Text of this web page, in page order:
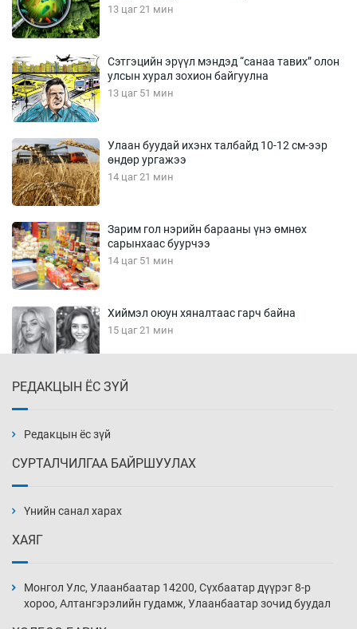
13 цаг 21 мин
Сэтгэцийн эрүүл мэндэд “санаа тавих” олон
улсын хурал зохион байгуулна
13 цаг 51 мин
Улаан буудай ихэнх талбайд 10-12 см-ээр
өндөр ургажээ
14 цаг 21 мин
Зарим гол нэрийн барааны үнэ өмнөх
сарынхаас буурчээ
14 цаг 51 мин
Хиймэл оюун хяналтаас гарч байна
15 цаг 21 мин
15 цаг 51 мин
нэмэгджээ
16 цаг 21 мин
РЕДАКЦЫН ЁС ЗҮЙ
Редакцын ёс зүй
СУРТАЛЧИЛГАА БАЙРШУУЛАХ
Үнийн санал харах
ХАЯГ
Монгол Улс, Улаанбаатар 14200, Сүхбаатар дүүрэг 8-р
хороо, Алтангэрэлийн гудамж, Улаанбаатар зочид буудал